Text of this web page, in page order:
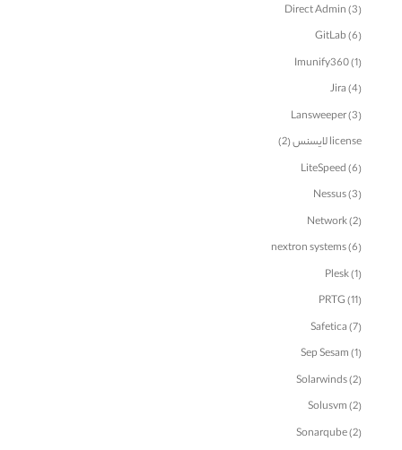
Direct Admin(3)
GitLab(6)
Imunify360(1)
Jira(4)
Lansweeper(3)
license لایسنس
(2)
LiteSpeed(6)
Nessus(3)
Network(2)
nextron systems(6)
Plesk(1)
PRTG(11)
Safetica(7)
Sep Sesam(1)
Solarwinds(2)
Solusvm(2)
Sonarqube(2)